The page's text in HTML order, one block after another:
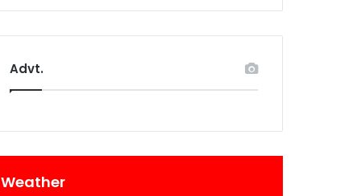
Advt.
Weather